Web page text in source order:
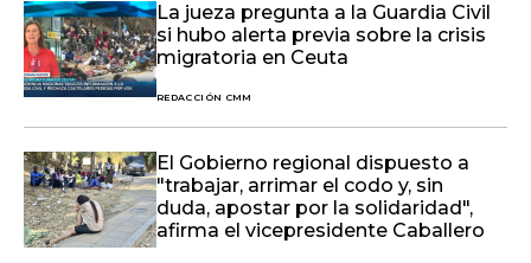
La jueza pregunta a la Guardia Civil
si hubo alerta previa sobre la crisis
migratoria en Ceuta
REDACCIÓN CMM
El Gobierno regional dispuesto a
"trabajar, arrimar el codo y, sin
duda, apostar por la solidaridad",
afirma el vicepresidente Caballero